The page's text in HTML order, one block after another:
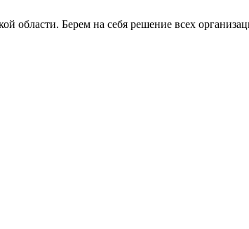
области. Берем на себя решение всех